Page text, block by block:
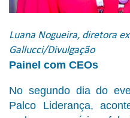
Luana Nogueira, diretora
Gallucci/Divulgação
Painel com CEOs
No segundo dia do
Palco Liderança,